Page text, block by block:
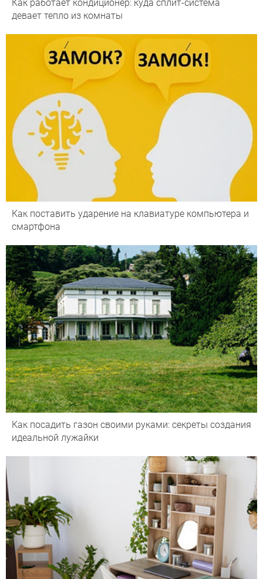
Как работает кондиционер: куда сплит-система
девает тепло из комнаты
Как поставить ударение на клавиатуре компьютера и
смартфона
Как посадить газон своими руками: секреты создания
идеальной лужайки